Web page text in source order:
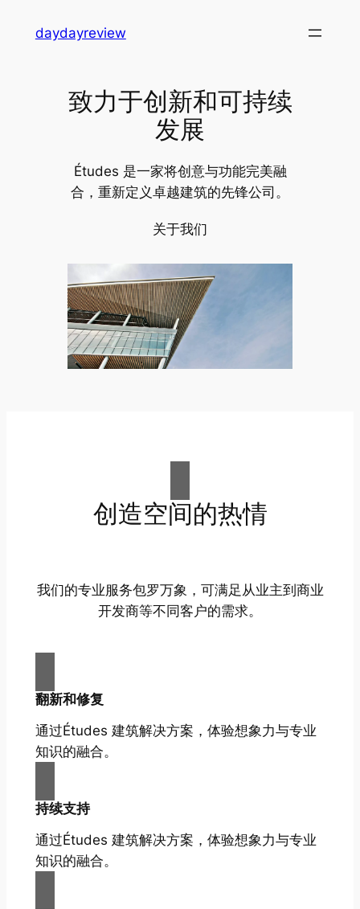
daydayreview
致力于创新和可持续
发展
Études 是一家将创意与功能完美融
合，重新定义卓越建筑的先锋公司。
关于我们
创造空间的热情
我们的专业服务包罗万象，可满足从业主到商业
开发商等不同客户的需求。
翻新和修复
通过Études 建筑解决方案，体验想象力与专业
知识的融合。
持续支持
通过Études 建筑解决方案，体验想象力与专业
知识的融合。